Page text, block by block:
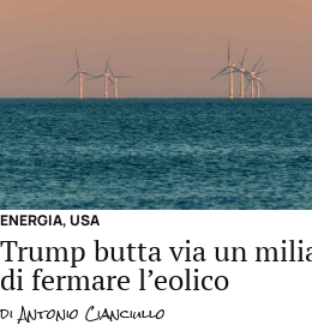
ENERGIA,USA
Trump butta via un
di fermare l’eolico
diAntonio Cianciullo